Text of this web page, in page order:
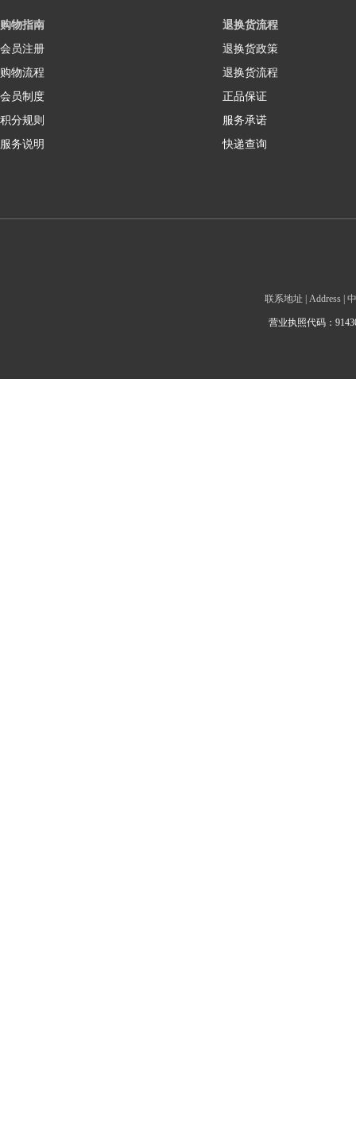
购物指南
会员注册
购物流程
会员制度
积分规则
服务说明
退换货流程
退换货政策
退换货流程
正品保证
服务承诺
快递查询
联系地址 | Address |
营业执照代码：